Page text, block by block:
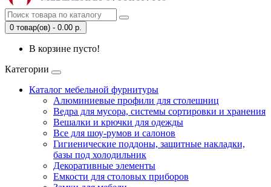
0 товар(ов) - 0.00 р.
В корзине пусто!
Категории
Каталог мебельной фурнитуры
Алюминиевые профили для столешниц
Ведра для мусора, системы сортировки и хранения
Вешалки и крючки для одежды
Все для шоу-румов и салонов
Гигиенические поддоны, защитные накладки,
базы под холодильник
Декоративные элементы
Емкости для столовых приборов